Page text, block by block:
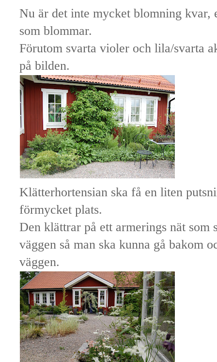
Nu är det inte mycket blomning kvar,
som blommar.
Förutom svarta violer och lila/svarta
på bilden.
Klätterhortensian ska få en liten
förmycket plats.
Den klättrar på ett armerings nät
väggen så man ska kunna gå bakom
väggen.